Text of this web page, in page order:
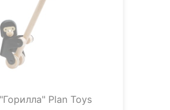
Plan Toys